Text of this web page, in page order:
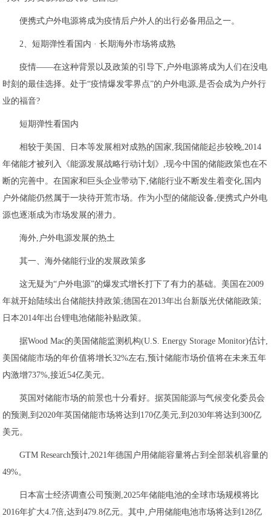
便携式户外电源将成为疫情后户外人的出行必备用品之一。
2、短期弹性看国内 · 长期海外市场将成熟
疫情——在这种背景以及政策的引导下,户外电源将成为人们在没电
时刻的最佳选择。处于“疫情爆发零界点”的户外电源,是否会成为户外行
业的福音?
短期弹性看国内
相较于美国、日本等发展相对成熟的国家,我国储能起步较晚,2014
年储能才被列入《能源发展战略行动计划》,现今中国的储能政策也在不
断的完善中。在国家和巨头企业带动下,储能行业不断发生着变化,国内
户外储能仍然属于一块待开荒市场。作为小型的储能设备,便携式户外电
源也逐渐成为市场发展的潜力。
海外,户外电源发展的热土
其一、海外储能行业的发展政策多
这无疑为“户外电源”的爆发式增长打下了有力的基础。美国在2009
年就开始陆续出台储能扶持政策;德国在2013年出台新版光伏储能政策;
日本2014年出台锂电池储能补贴政策。
据Wood Mac的美国储能监测机构(U.S. Energy Storage Monitor)估计,
美国储能市场的年价值将增长32%左右,预计储能市场价值将在未来五年
内激增737%,接近54亿美元。
英国对储能市场的前景也十分看好。据英国能源与气候变化委员会
的预测,到2020年英国储能市场将达到170亿美元,到2030年将达到300亿
美元。
GTM Research预计,2021年德国户用储能容量将占到全部装机容量的
49%。
日本富士经济调查公司预测,2025年储能电池的全球市场规模将比
2016年扩大4.7倍,达到479.8亿元。其中,户用储能电池市场将达到128亿